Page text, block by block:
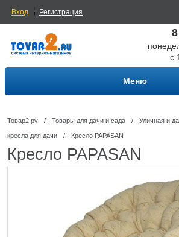
Вход Регистрация
с
Меню
Товар2.ру / Товары для дачи и сада / Уличная и
кресла для дачи / Кресло PAPASAN
Кресло PAPASAN